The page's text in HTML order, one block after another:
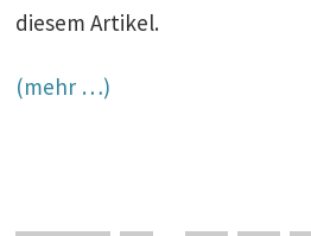
diesem Artikel.
(mehr …)